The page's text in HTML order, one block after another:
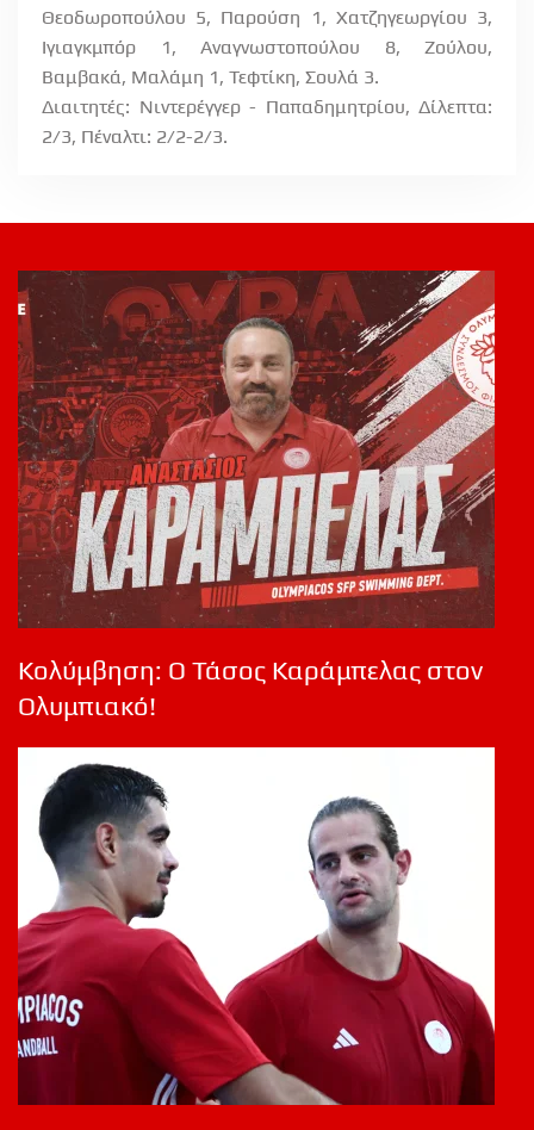
Θεοδωροπούλου 5, Παρούση 1, Χατζηγεωργίου 3,
Ιγιαγκμπόρ 1, Αναγνωστοπούλου 8, Ζούλου,
Βαμβακά, Μαλάμη 1, Τεφτίκη, Σουλά 3.
Διαιτητές: Νιντερέγγερ - Παπαδημητρίου, Δίλεπτα:
2/3, Πέναλτι: 2/2-2/3.
Κολύμβηση: Ο Τάσος Καράμπελας στον
Ολυμπιακό!